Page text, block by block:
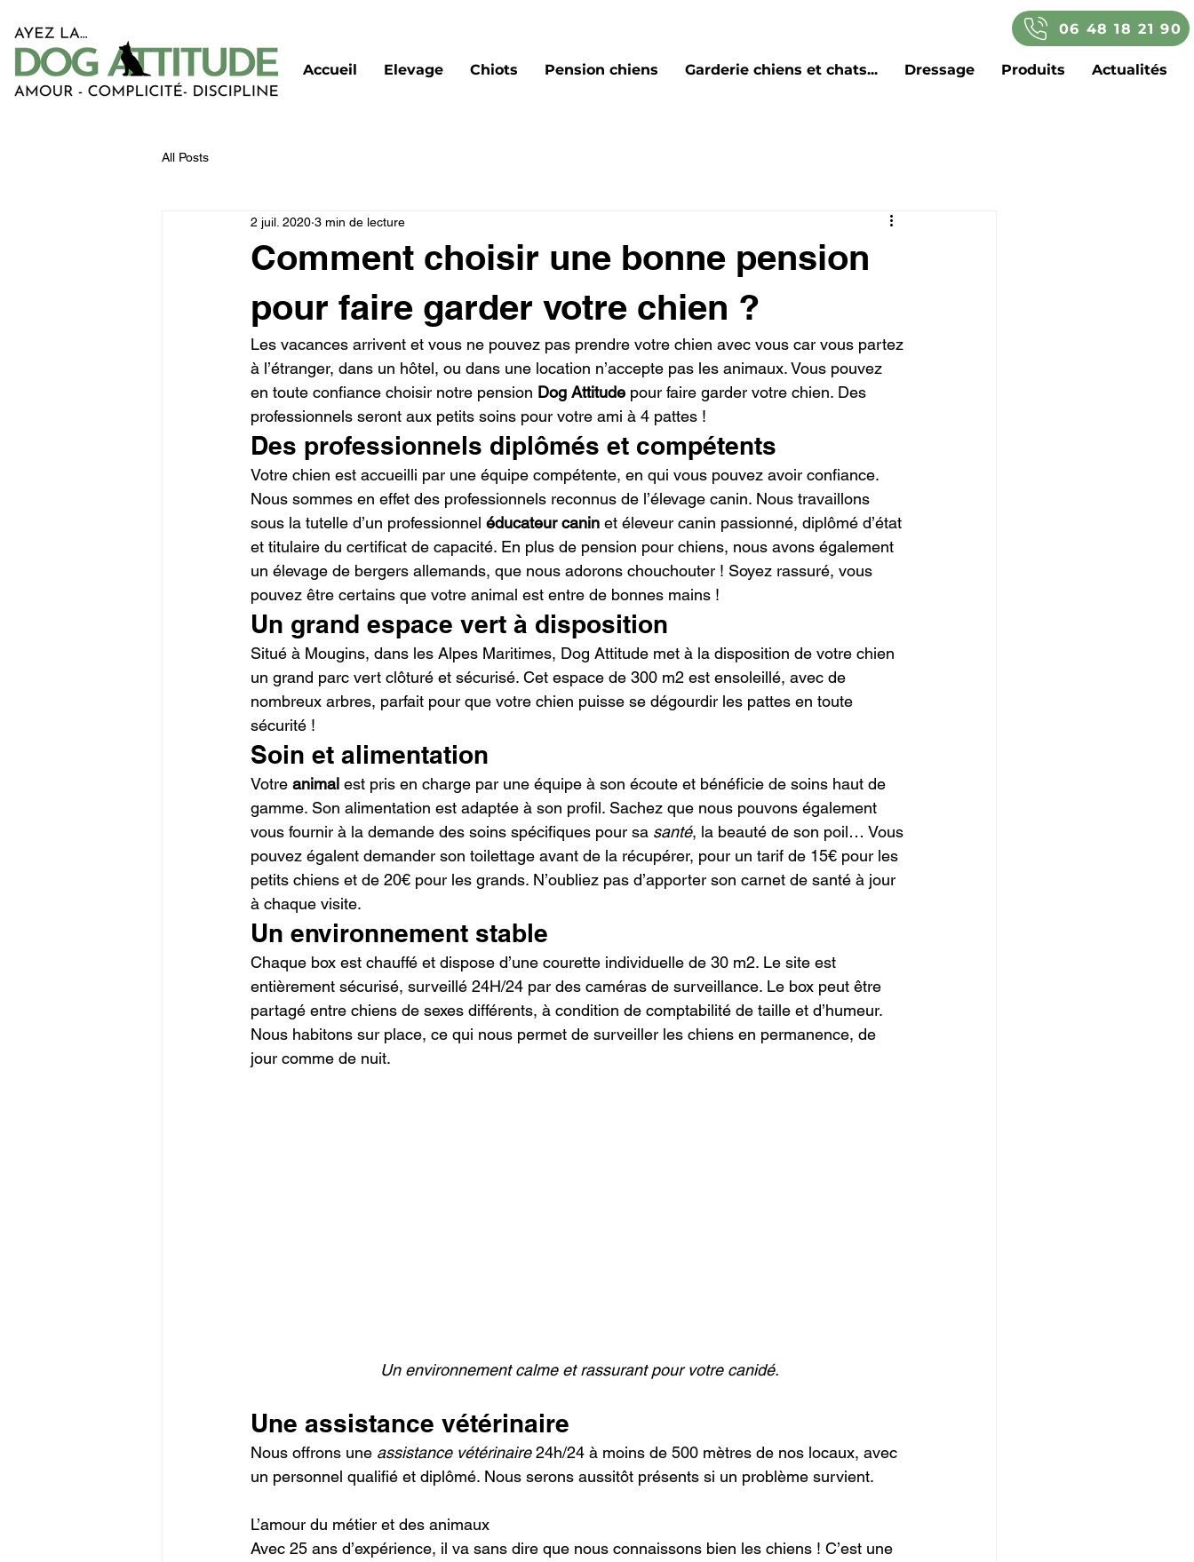
06 48 18 21 90
Accueil Elevage Chiots Pension chiens Garderie chiens et chats... Dressage Produits Actualités
All Posts
Comment choisir une bonne pension
pour faire garder votre chien ?
2 juil. 2020 3 min de lecture
Les vacances arrivent et vous ne pouvez pas prendre votre chien avec vous car vous partez
à l’étranger, dans un hôtel, ou dans une location n’accepte pas les animaux. Vous pouvez
en toute confiance choisir notre pension Dog Attitude pour faire garder votre chien. Des
professionnels seront aux petits soins pour votre ami à 4 pattes !
Des professionnels diplômés et compétents
Votre chien est accueilli par une équipe compétente, en qui vous pouvez avoir confiance.
Nous sommes en effet des professionnels reconnus de l’élevage canin. Nous travaillons
sous la tutelle d’un professionnel éducateur canin et éleveur canin passionné, diplômé d’état
et titulaire du certificat de capacité. En plus de pension pour chiens, nous avons également
un élevage de bergers allemands, que nous adorons chouchouter ! Soyez rassuré, vous
pouvez être certains que votre animal est entre de bonnes mains !
Un grand espace vert à disposition
Situé à Mougins, dans les Alpes Maritimes, Dog Attitude met à la disposition de votre chien
un grand parc vert clôturé et sécurisé. Cet espace de 300 m2 est ensoleillé, avec de
nombreux arbres, parfait pour que votre chien puisse se dégourdir les pattes en toute
sécurité !
Soin et alimentation
Votre animal est pris en charge par une équipe à son écoute et bénéficie de soins haut de
gamme. Son alimentation est adaptée à son profil. Sachez que nous pouvons également
vous fournir à la demande des soins spécifiques pour sa santé, la beauté de son poil… Vous
pouvez égalent demander son toilettage avant de la récupérer, pour un tarif de 15€ pour les
petits chiens et de 20€ pour les grands. N’oubliez pas d’apporter son carnet de santé à jour
à chaque visite.
Un environnement stable
Chaque box est chauffé et dispose d’une courette individuelle de 30 m2. Le site est
entièrement sécurisé, surveillé 24H/24 par des caméras de surveillance. Le box peut être
partagé entre chiens de sexes différents, à condition de comptabilité de taille et d’humeur.
Nous habitons sur place, ce qui nous permet de surveiller les chiens en permanence, de
jour comme de nuit.
Un environnement calme et rassurant pour votre canidé.
Une assistance vétérinaire
Nous offrons une assistance vétérinaire 24h/24 à moins de 500 mètres de nos locaux, avec
un personnel qualifié et diplômé. Nous serons aussitôt présents si un problème survient.
L’amour du métier et des animaux
Avec 25 ans d’expérience, il va sans dire que nous connaissons bien les chiens ! C’est une